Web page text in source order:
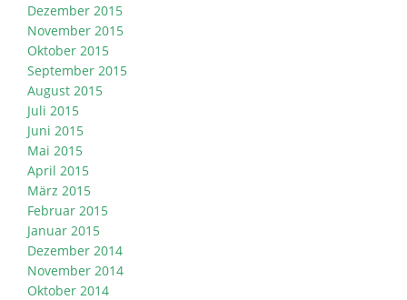
Dezember 2015
November 2015
Oktober 2015
September 2015
August 2015
Juli 2015
Juni 2015
Mai 2015
April 2015
März 2015
Februar 2015
Januar 2015
Dezember 2014
November 2014
Oktober 2014